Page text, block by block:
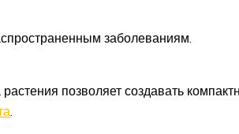
заболеваниям.
позволяет создавать